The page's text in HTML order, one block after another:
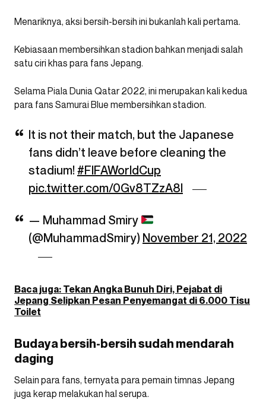
Menariknya, aksi bersih-bersih ini bukanlah kali pertama.
Kebiasaan membersihkan stadion bahkan menjadi salah
satu ciri khas para fans Jepang.
Selama Piala Dunia Qatar 2022, ini merupakan kali kedua
para fans Samurai Blue membersihkan stadion.
It is not their match, but the Japanese
fans didn’t leave before cleaning the
stadium! #FIFAWorldCup
pic.twitter.com/0Gv8TZzA8I
— Muhammad Smiry
(@MuhammadSmiry) November 21, 2022
Baca juga: Tekan Angka Bunuh Diri, Pejabat di
Jepang Selipkan Pesan Penyemangat di 6.000 Tisu
Toilet
Budaya bersih-bersih sudah mendarah
daging
Selain para fans, ternyata para pemain timnas Jepang
juga kerap melakukan hal serupa.